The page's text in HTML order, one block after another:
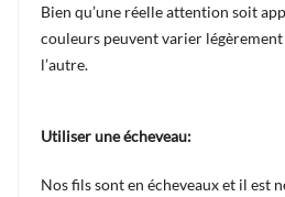
Bien qu’une réelle attention soit
couleurs peuvent varier
l’autre.
Utiliser une écheveau:
Nos fils sont en écheveaux et il est